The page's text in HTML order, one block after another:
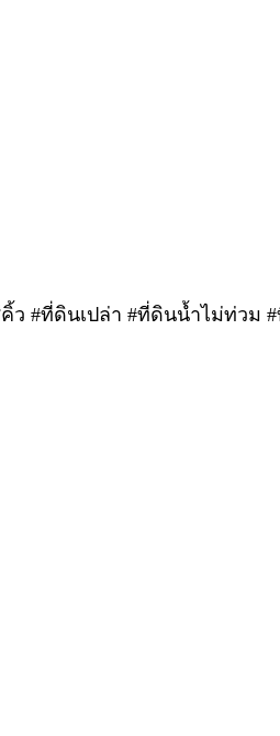
#ที่ดินเปล่า #ที่ดินน้ำไม่ท่วม